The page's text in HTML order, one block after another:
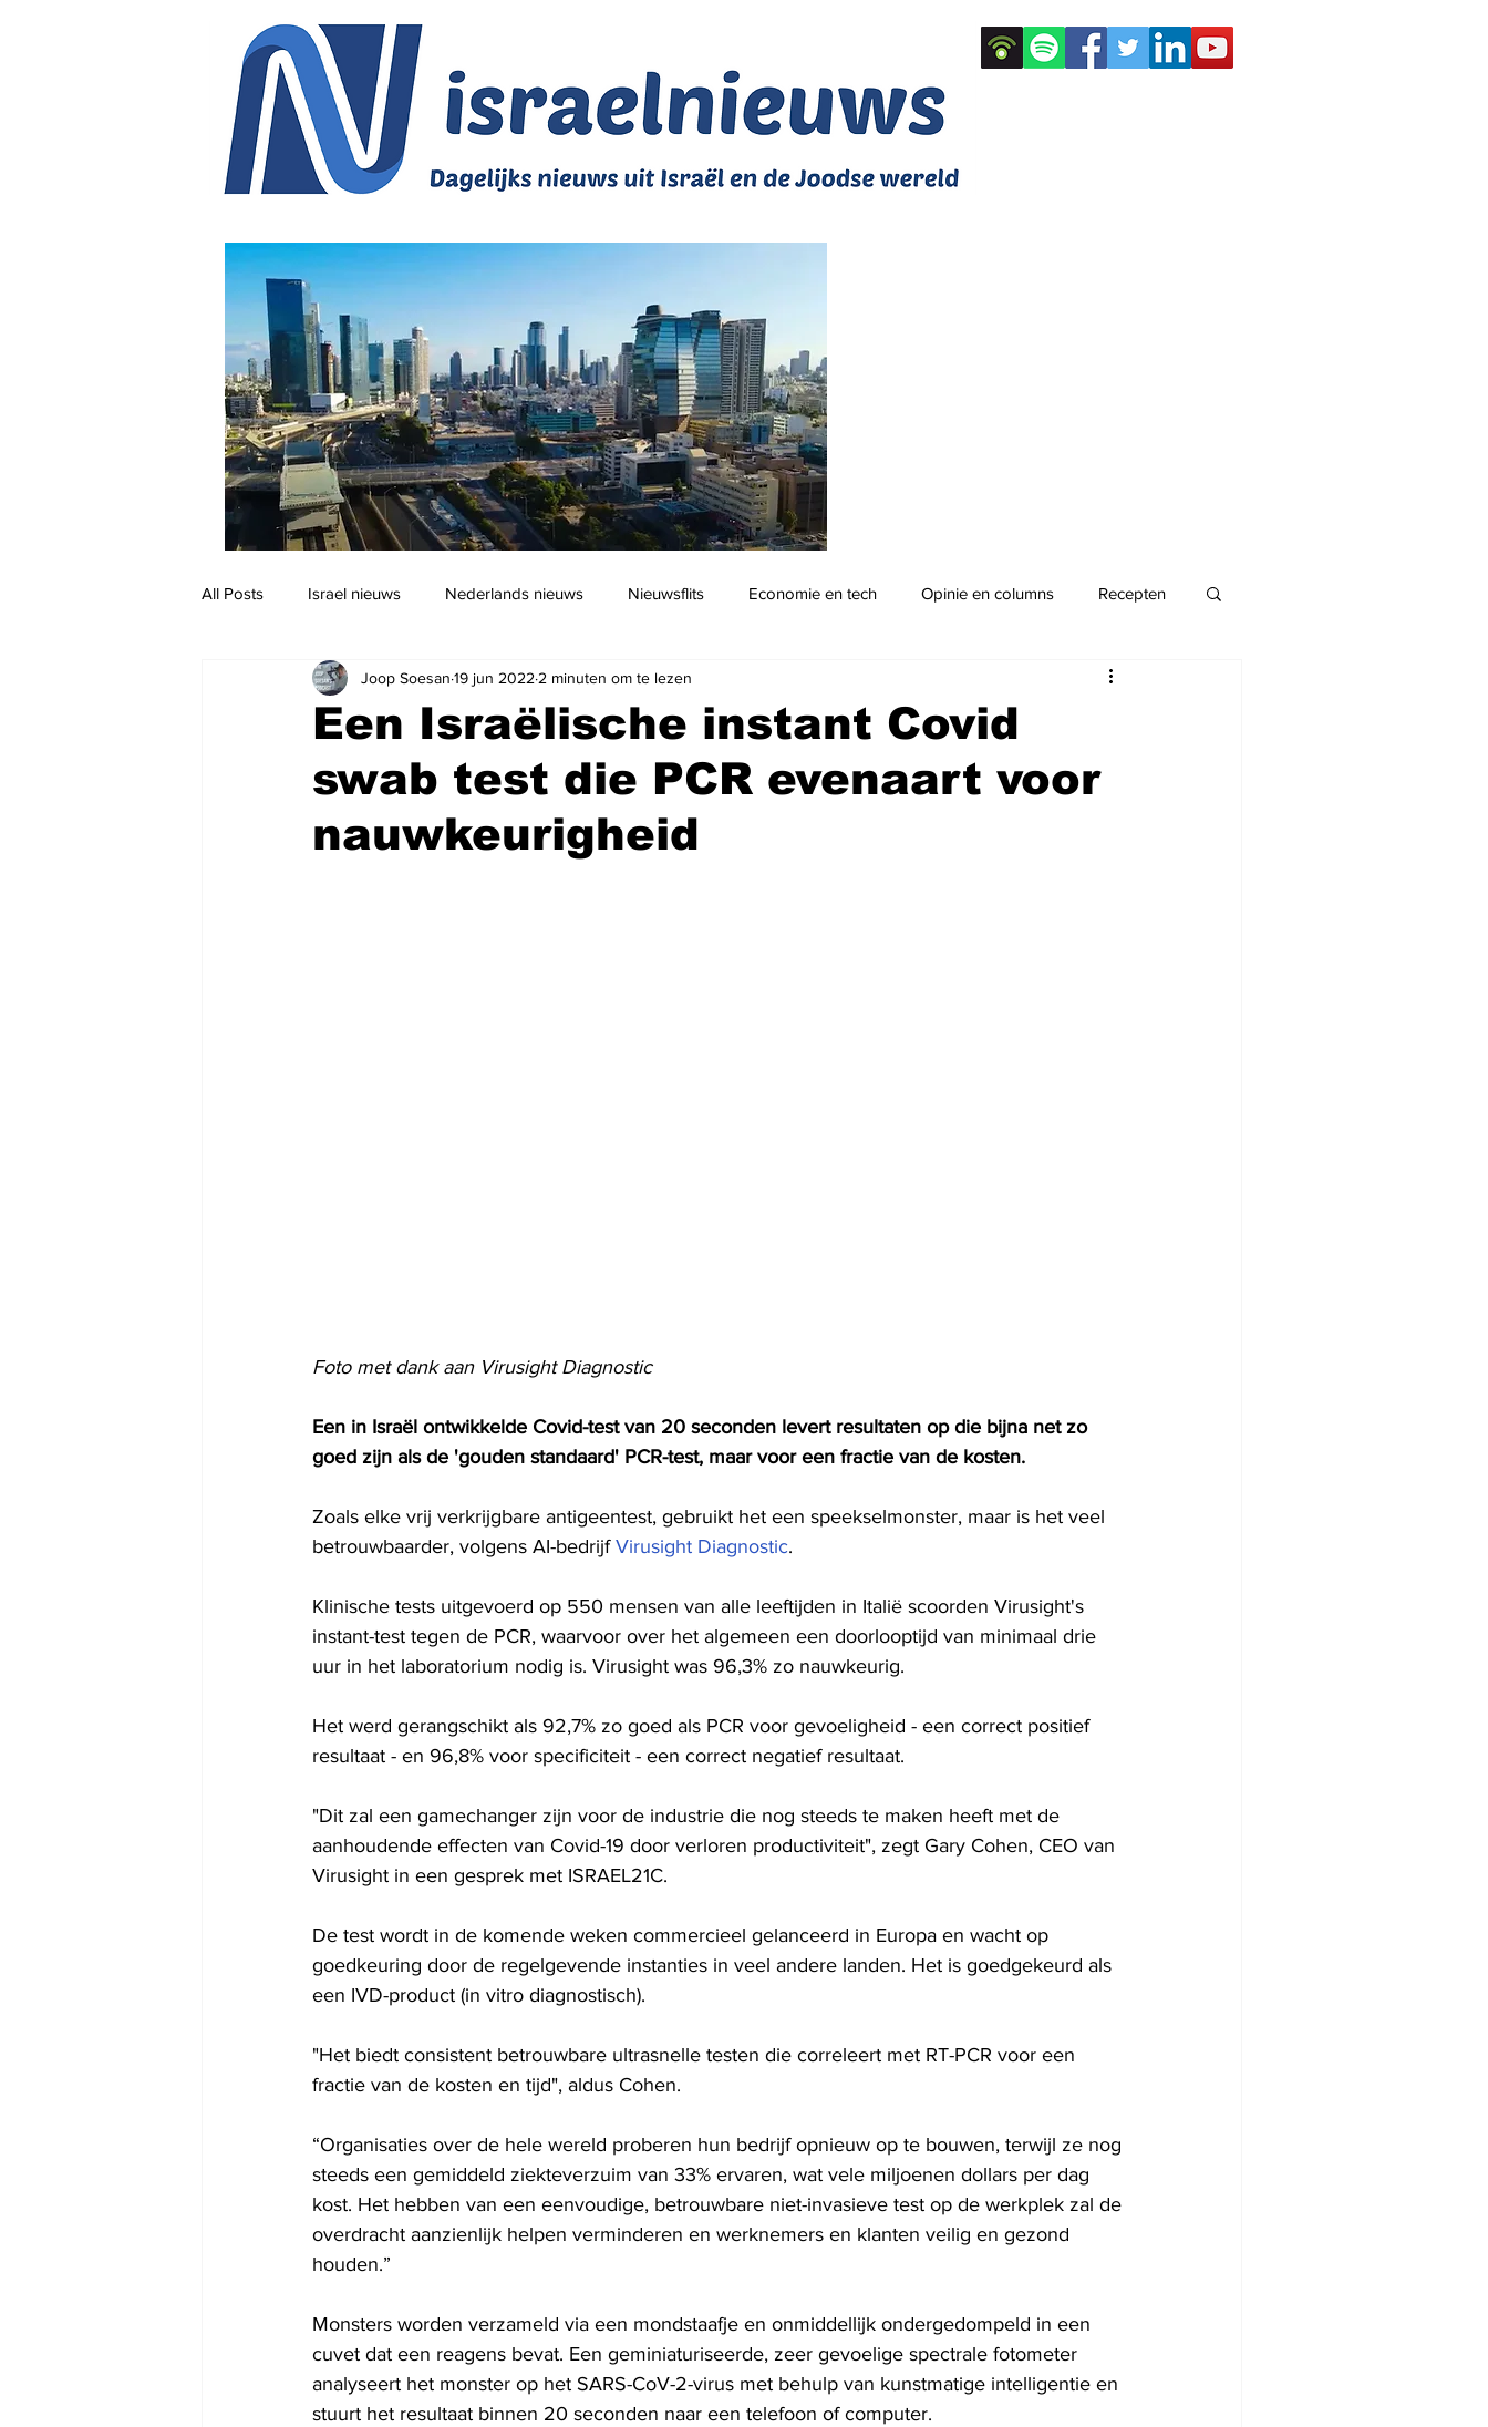
All Posts Israel nieuws Nederlands nieuws Nieuwsflits Economie en tech Opinie en columns Recepten
Jodendom en cultuur Podcast
Een Israëlische instant Covid
swab test die PCR evenaart voor
nauwkeurigheid
Joop Soesan 19 jun 2022 2 minuten om te lezen
Foto met dank aan Virusight Diagnostic
Een in Israël ontwikkelde Covid-test van 20 seconden levert resultaten op die bijna net zo
goed zijn als de 'gouden standaard' PCR-test, maar voor een fractie van de kosten.
Zoals elke vrij verkrijgbare antigeentest, gebruikt het een speekselmonster, maar is het veel
betrouwbaarder, volgens AI-bedrijf Virusight Diagnostic.
Klinische tests uitgevoerd op 550 mensen van alle leeftijden in Italië scoorden Virusight's
instant-test tegen de PCR, waarvoor over het algemeen een doorlooptijd van minimaal drie
uur in het laboratorium nodig is. Virusight was 96,3% zo nauwkeurig.
Het werd gerangschikt als 92,7% zo goed als PCR voor gevoeligheid - een correct positief
resultaat - en 96,8% voor specificiteit - een correct negatief resultaat.
"Dit zal een gamechanger zijn voor de industrie die nog steeds te maken heeft met de
aanhoudende effecten van Covid-19 door verloren productiviteit", zegt Gary Cohen, CEO van
Virusight in een gesprek met ISRAEL21C.
De test wordt in de komende weken commercieel gelanceerd in Europa en wacht op
goedkeuring door de regelgevende instanties in veel andere landen. Het is goedgekeurd als
een IVD-product (in vitro diagnostisch).
"Het biedt consistent betrouwbare ultrasnelle testen die correleert met RT-PCR voor een
fractie van de kosten en tijd", aldus Cohen.
“Organisaties over de hele wereld proberen hun bedrijf opnieuw op te bouwen, terwijl ze nog
steeds een gemiddeld ziekteverzuim van 33% ervaren, wat vele miljoenen dollars per dag
kost. Het hebben van een eenvoudige, betrouwbare niet-invasieve test op de werkplek zal de
overdracht aanzienlijk helpen verminderen en werknemers en klanten veilig en gezond
houden.”
Monsters worden verzameld via een mondstaafje en onmiddellijk ondergedompeld in een
cuvet dat een reagens bevat. Een geminiaturiseerde, zeer gevoelige spectrale fotometer
analyseert het monster op het SARS-CoV-2-virus met behulp van kunstmatige intelligentie en
stuurt het resultaat binnen 20 seconden naar een telefoon of computer.